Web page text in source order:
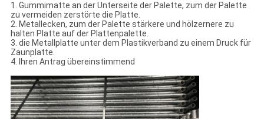
1. Gummimatte an der Unterseite der Palette, zum der Palette
zu vermeiden zerstörte die Platte.
2. Metallecken, zum der Palette stärkere und hölzernere zu
halten Platte auf der Plattenpalette.
3. die Metallplatte unter dem Plastikverband zu einem Druck für
Zaunplatte.
4. Ihren Antrag übereinstimmend